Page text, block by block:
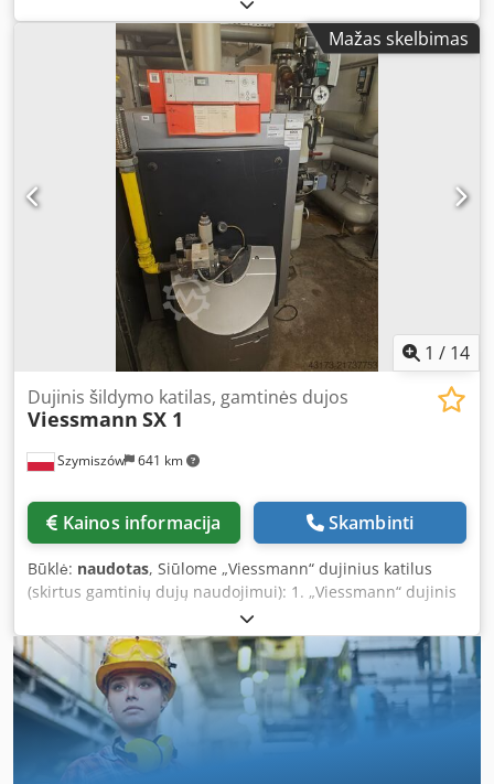
šilumos ir drėgmės atgavimo funkciją. Oro tiekimas iš
išorės vyksta per fasado jungtį. Įrenginiai buvo įdiegti 2023
m., tačiau naudoti tik apie 1–1,5 metų. Iš viso yra 6
vienetai. Pirmenybė teikiama visų įrenginių pirkimui, tačiau
galima įsigyti ir atskirus įrenginius. Teisinė pastaba dėl
produkto saugumo (GPSR): Csdozr Rfljpfx Af Hsrf Įrodyta,
kad šis produktas iki 2024 m. gruodžio 13 d. buvo teisėtai
parduodamas Europos Sąjungoje. Todėl, remiantis ES
reglamento 2023/988 (GPSR) 54 straipsniu, jis atitinka
įstatymu numatytas pereinamojo laikotarpio nuostatas,
skirtas senesnėms prekių atsargoms. Šiam gaminiui
netaikoma prievolė vėliau registruoti ir pateikti
skaitmeninius gamintojo kontaktinius duomenis (pvz.,
konkrečius el. pašto adresus) arba šiuolaikinius
internetinius įspėjimus apie pavojus skelbime.
Mažas skelbimas
1 / 14
Szymiszów 641 km
Dujinis šildymo katilas, gamtinės dujos
Viessmann SX 1
Kainos informacija Skambinti
Būklė: naudotas, Siūlome „Viessmann“ dujinius katilus
(skirtus gamtinių dujų naudojimui): 1. „Viessmann“ dujinis
katilas MODELIS SX 1 Šildymo galia 225 kW Įskaičiuota:
siurblys ir vožtuvai Codpfxsy Dpk Ho Af Hsrf 2. „Viessmann“
dujinis katilas MODELIS SX 1 Šildymo galia 170 kW
Įskaičiuota: siurblys, vožtuvai ir vamzdynai Pirkiant abu
katilus, taikoma nuolaida.